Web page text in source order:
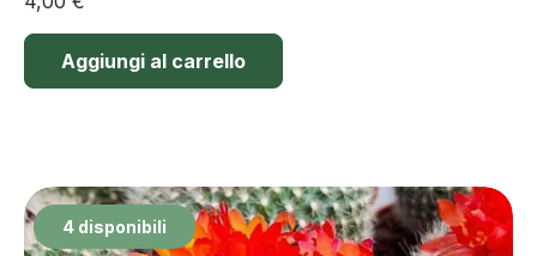
Aggiungi al carrello
4 disponibili